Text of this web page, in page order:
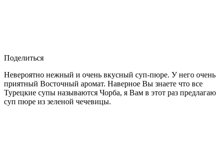
Поделиться
Невероятно нежный и очень вкусный суп-пюре. У него очень
приятный Восточный аромат. Наверное Вы знаете что все
Турецкие супы называются Чорба, я Вам в этот раз предлагаю
суп пюре из зеленой чечевицы.